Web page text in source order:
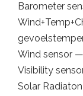
Barometer
Wind sensor
Visibility
Solar